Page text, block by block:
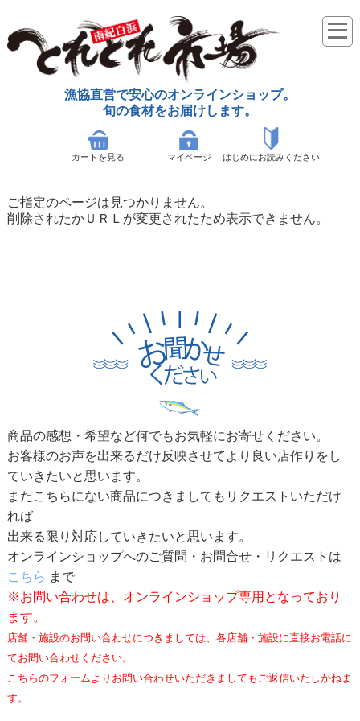
漁協直営で安心のオンラインショップ。
旬の食材をお届けします。
カートを見る マイページ はじめにお読みください
ご指定のページは見つかりません。
削除されたかＵＲＬが変更されたため表示できません。
商品の感想・希望など何でもお気軽にお寄せください。
お客様のお声を出来るだけ反映させてより良い店作りをし
ていきたいと思います。
またこちらにない商品につきましてもリクエストいただけ
れば
出来る限り対応していきたいと思います。
オンラインショップへのご質問・お問合せ・リクエストは
こちら まで
※お問い合わせは、オンラインショップ専用となっており
ます。
店舗・施設のお問い合わせにつきましては、各店舗・施設に直接お電話に
てお問い合わせください。
こちらのフォームよりお問い合わせいただきましてもご返信いたしかねま
す。